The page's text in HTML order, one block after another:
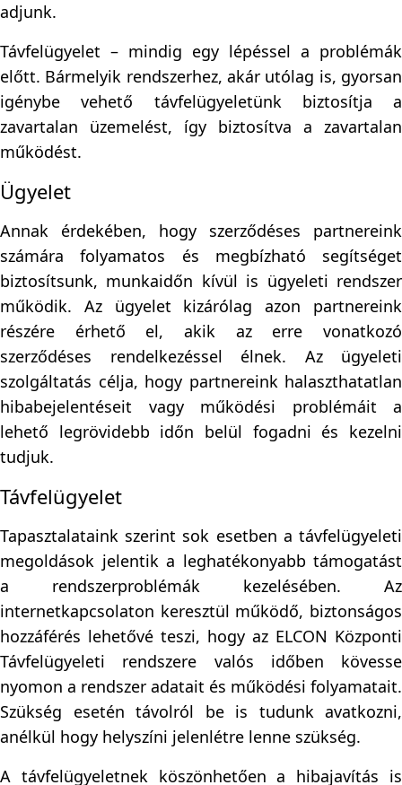
adjunk.
Távfelügyelet – mindig egy lépéssel a problémák
előtt. Bármelyik rendszerhez, akár utólag is, gyorsan
igénybe vehető távfelügyeletünk biztosítja a
zavartalan üzemelést, így biztosítva a zavartalan
működést.
Ügyelet
Annak érdekében, hogy szerződéses partnereink
számára folyamatos és megbízható segítséget
biztosítsunk, munkaidőn kívül is ügyeleti rendszer
működik. Az ügyelet kizárólag azon partnereink
részére érhető el, akik az erre vonatkozó
szerződéses rendelkezéssel élnek. Az ügyeleti
szolgáltatás célja, hogy partnereink halaszthatatlan
hibabejelentéseit vagy működési problémáit a
lehető legrövidebb időn belül fogadni és kezelni
tudjuk.
Távfelügyelet
Tapasztalataink szerint sok esetben a távfelügyeleti
megoldások jelentik a leghatékonyabb támogatást
a rendszerproblémák kezelésében. Az
internetkapcsolaton keresztül működő, biztonságos
hozzáférés lehetővé teszi, hogy az ELCON Központi
Távfelügyeleti rendszere valós időben kövesse
nyomon a rendszer adatait és működési folyamatait.
Szükség esetén távolról be is tudunk avatkozni,
anélkül hogy helyszíni jelenlétre lenne szükség.
A távfelügyeletnek köszönhetően a hibajavítás is